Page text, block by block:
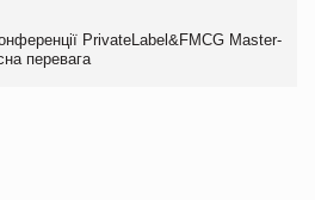
PrivateLabel&FMCG Master-
перевага